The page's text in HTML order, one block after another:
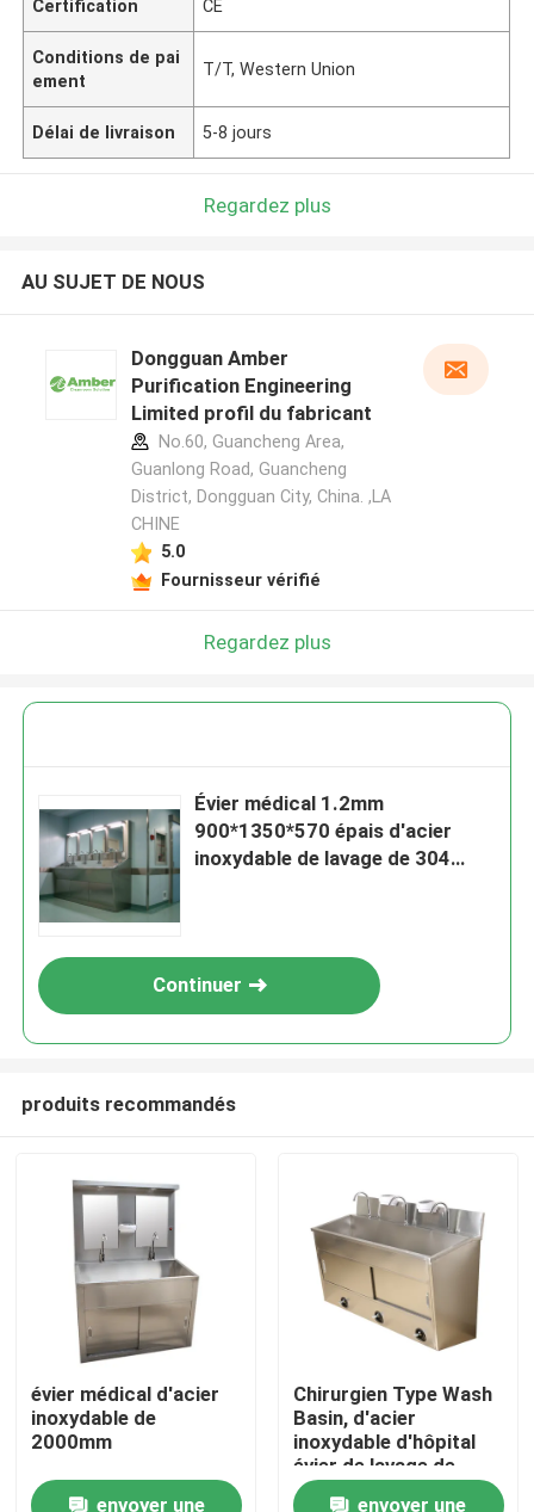
Maison
Produits
Au sujet de nous
Certification CE
Conditions de pai
ement
T/T, Western Union
Délai de livraison 5-8 jours
Regardez plus
AU SUJET DE NOUS
Dongguan Amber
Purification Engineering
Limited profil du fabricant
No.60, Guancheng Area,
Guanlong Road, Guancheng
District, Dongguan City, China. ,LA
CHINE
5.0
Fournisseur vérifié
Regardez plus
Évier médical 1.2mm
900*1350*570 épais d'acier
inoxydable de lavage de 304
Continuer
produits recommandés
évier médical d'acier
inoxydable de
2000mm
envoyer une
Chirurgien Type Wash
Basin, d'acier
inoxydable d'hôpital
évier de lavage de
main actionné par
envoyer une